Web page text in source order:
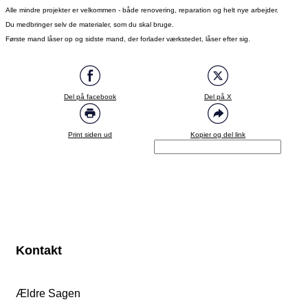
Alle mindre projekter er velkommen - både renovering, reparation og helt nye arbejder.
Du medbringer selv de materialer, som du skal bruge.
Første mand låser op og sidste mand, der forlader værkstedet, låser efter sig.
Del på facebook Del på X
Print siden ud Kopier og del link
Kontakt
Ældre Sagen